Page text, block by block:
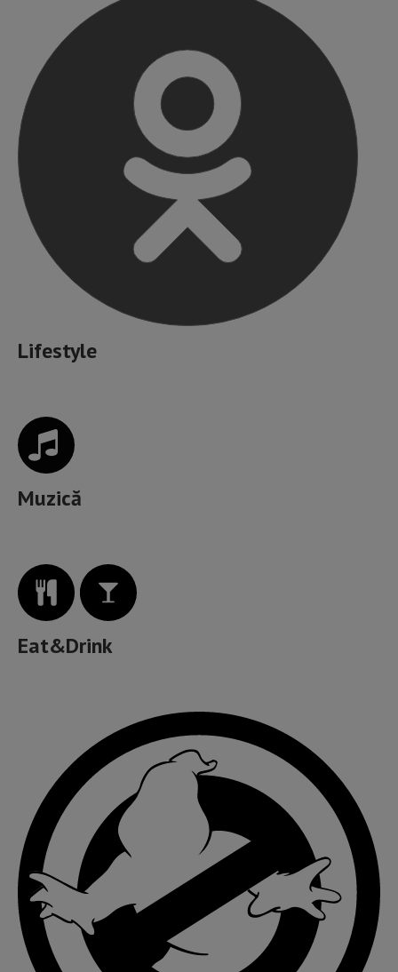
Lifestyle
Muzică
Eat&Drink